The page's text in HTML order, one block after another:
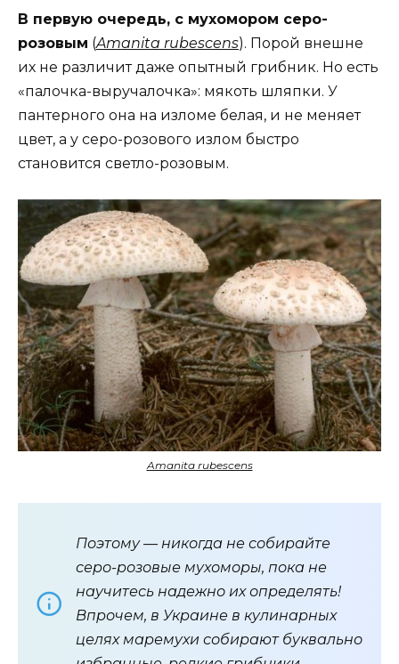
В первую очередь, с мухомором серо-
розовым (Amanita rubescens). Порой внешне
их не различит даже опытный грибник. Но есть
«палочка-выручалочка»: мякоть шляпки. У
пантерного она на изломе белая, и не меняет
цвет, а у серо-розового излом быстро
становится светло-розовым.
Amanita rubescens
Поэтому — никогда не собирайте
серо-розовые мухоморы, пока не
научитесь надежно их определять!
Впрочем, в Украине в кулинарных
целях маремухи собирают буквально